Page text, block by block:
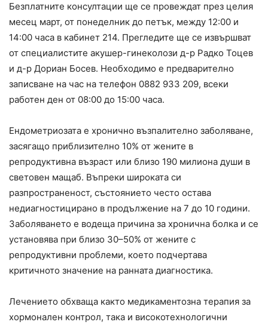
Безплатните консултации ще се провеждат през целия
месец март, от понеделник до петък, между 12:00 и
14:00 часа в кабинет 214. Прегледите ще се извършват
от специалистите акушер-гинеколози д-р Радко Тоцев
и д-р Дориан Босев. Необходимо е предварително
записване на час на телефон 0882 933 209, всеки
работен ден от 08:00 до 15:00 часа.
Ендометриозата е хронично възпалително заболяване,
засягащо приблизително 10% от жените в
репродуктивна възраст или близо 190 милиона души в
световен мащаб. Въпреки широката си
разпространеност, състоянието често остава
недиагностицирано в продължение на 7 до 10 години.
Заболяването е водеща причина за хронична болка и се
установява при близо 30–50% от жените с
репродуктивни проблеми, което подчертава
критичното значение на ранната диагностика.
Лечението обхваща както медикаментозна терапия за
хормонален контрол, така и високотехнологични